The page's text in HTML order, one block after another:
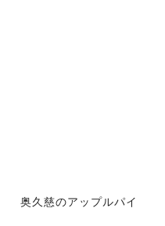
奥久慈のアップルパイ